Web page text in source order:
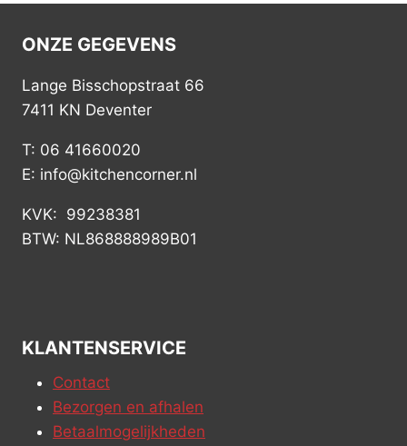
ONZE GEGEVENS
Lange Bisschopstraat 66
7411 KN Deventer
T: 06 41660020
E: info@kitchencorner.nl
KVK: 99238381
BTW: NL868888989B01
KLANTENSERVICE
Contact
Bezorgen en afhalen
Betaalmogelijkheden